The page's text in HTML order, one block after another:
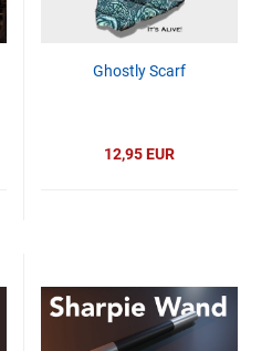
Ghostly Scarf
12,95 EUR